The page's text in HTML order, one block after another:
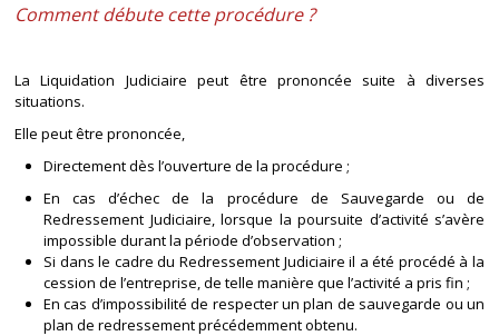
Comment débute cette procédure ?
La Liquidation Judiciaire peut être prononcée suite à diverses
situations.
Elle peut être prononcée,
Directement dès l’ouverture de la procédure ;
En cas d’échec de la procédure de Sauvegarde ou de
Redressement Judiciaire, lorsque la poursuite d’activité s’avère
impossible durant la période d’observation ;
Si dans le cadre du Redressement Judiciaire il a été procédé à la
cession de l’entreprise, de telle manière que l’activité a pris fin ;
En cas d’impossibilité de respecter un plan de sauvegarde ou un
plan de redressement précédemment obtenu.